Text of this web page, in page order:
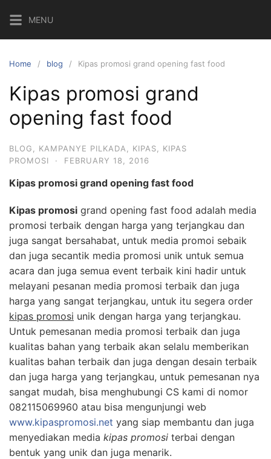
content
MENU
Home blog Kipas promosi grand opening fast food
Kipas promosi grand
opening fast food
BLOG KAMPANYE PILKADA KIPAS
KIPAS
PROMOSI
· FEBRUARY 18, 2016
Kipas promosi grand opening fast food
Kipas promosi grand opening fast food adalah media
promosi terbaik dengan harga yang terjangkau dan
juga sangat bersahabat, untuk media promoi sebaik
dan juga secantik media promosi unik untuk semua
acara dan juga semua event terbaik kini hadir untuk
melayani pesanan media promosi terbaik dan juga
harga yang sangat terjangkau, untuk itu segera order
kipas promosi unik dengan harga yang terjangkau.
Untuk pemesanan media promosi terbaik dan juga
kualitas bahan yang terbaik akan selalu memberikan
kualitas bahan terbaik dan juga dengan desain terbaik
dan juga harga yang terjangkau, untuk pemesanan nya
sangat mudah, bisa menghubungi CS kami di nomor
082115069960 atau bisa mengunjungi web
www.kipaspromosi.net yang siap membantu dan juga
menyediakan media kipas promosi terbai dengan
bentuk yang unik dan juga menarik.